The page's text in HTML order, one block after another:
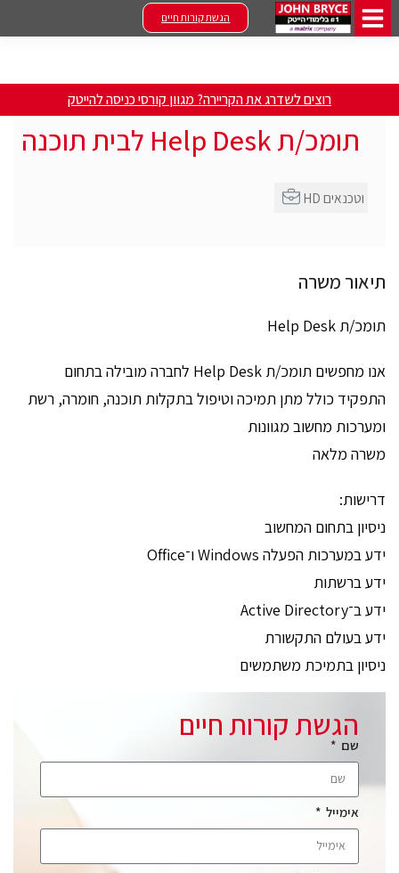
הגשת קורות חיים
רוצים לשדרג את הקריירה? מגוון קורסי כניסה להייטק
תומכ/ת Help Desk לבית תוכנה
תיאור משרה
תומכ/ת Help Desk
אנו מחפשים תומכ/ת Help Desk לחברה מובילה בתחום
התפקיד כולל מתן תמיכה וטיפול בתקלות תוכנה, חומרה, רשת
ומערכות מחשוב מגוונות
משרה מלאה
דרישות:
ניסיון בתחום המחשוב
ידע במערכות הפעלה Windows ו־Office
ידע ברשתות
ידע ב־Active Directory
ידע בעולם התקשורת
ניסיון בתמיכת משתמשים
הגשת קורות חיים
שם
אימייל